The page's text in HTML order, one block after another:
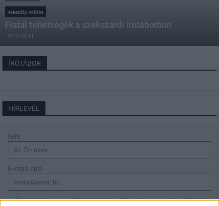
mészöly mikós
Fiatal tehetségek a szekszárdi írótáborban
2016.07.11
ÍRÓTÁBOR
HÍRLEVÉL
Név
E-mail cím
Feliratkozom a hírlevélre és elfogadom azadatvédelmi